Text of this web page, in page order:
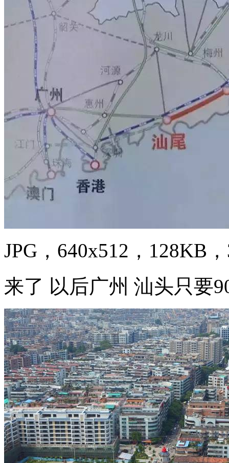
JPG，640x512，128KB
来了 以后广州 汕头只要